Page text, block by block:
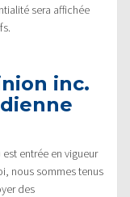
sera affichée
inc.
entrée en vigueur
nous sommes tenus
des